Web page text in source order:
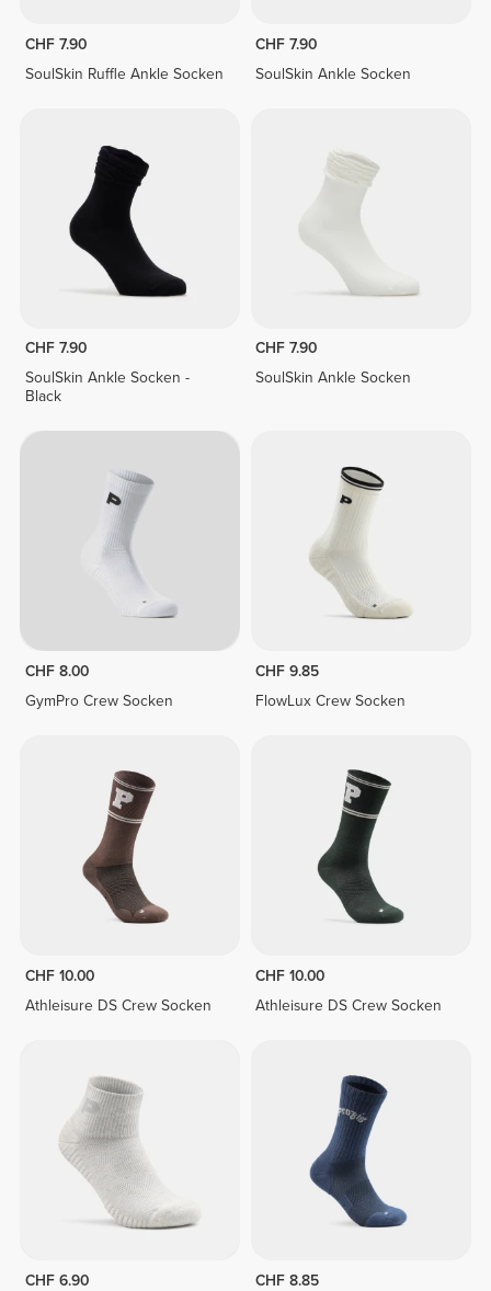
CHF 7.90
SoulSkin Ruffle Ankle Socken
CHF 7.90
SoulSkin Ankle Socken
CHF 7.90
SoulSkin Ankle Socken -
Black
CHF 7.90
SoulSkin Ankle Socken
CHF 8.00
GymPro Crew Socken
CHF 9.85
FlowLux Crew Socken
CHF 10.00
Athleisure DS Crew Socken
CHF 10.00
Athleisure DS Crew Socken
CHF 6.90 CHF 8.85